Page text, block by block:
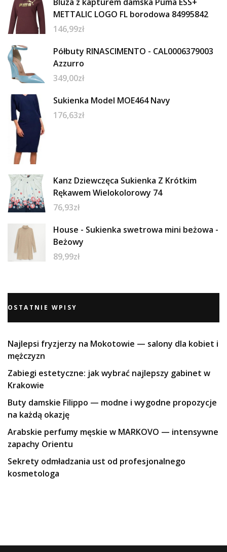
METTALIC LOGO FL borodowa 84995842
146,99zł
Półbuty RINASCIMENTO - CAL0006379003
Azzurro
349,00zł
Sukienka Model MOE464 Navy
176,63zł
Kanz Dziewczęca Sukienka Z Krótkim
Rękawem Wielokolorowy 74
76,93zł
House - Sukienka swetrowa mini beżowa -
Beżowy
89,99zł
OSTATNIE WPISY
Najlepsi fryzjerzy na Mokotowie — salony dla kobiet i
mężczyzn
Zabiegi estetyczne: jak wybrać najlepszy gabinet w
Krakowie
Buty damskie Filippo — modne i wygodne propozycje
na każdą okazję
Arabskie perfumy męskie w MARKOVO — intensywne
zapachy Orientu
Sekrety odmładzania ust od profesjonalnego
kosmetologa